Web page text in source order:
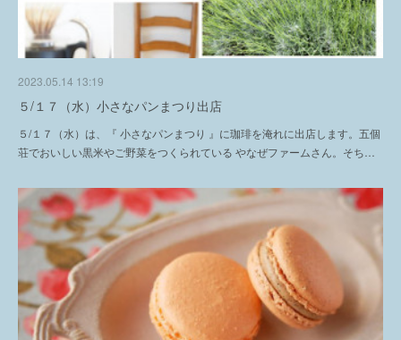
2023.05.14 13:19
５/１７（水）小さなパンまつり出店
５/１７（水）は、『 小さなパンまつり 』に珈琲を淹れに出店します。五個
荘でおいしい黒米やご野菜をつくられている やなぜファームさん。そち…